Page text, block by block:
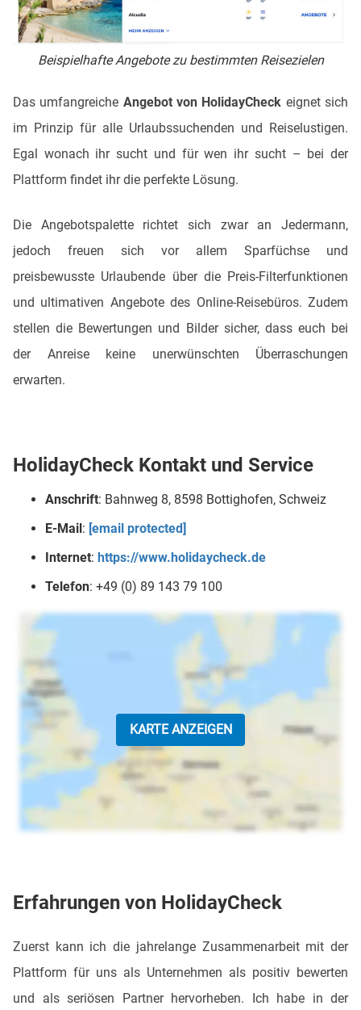
Beispielhafte Angebote zu bestimmten Reisezielen
Das umfangreiche Angebot von HolidayCheck eignet sich
im Prinzip für alle Urlaubssuchenden und Reiselustigen.
Egal wonach ihr sucht und für wen ihr sucht – bei der
Plattform findet ihr die perfekte Lösung.
Die Angebotspalette richtet sich zwar an Jedermann,
jedoch freuen sich vor allem Sparfüchse und
preisbewusste Urlaubende über die Preis-Filterfunktionen
und ultimativen Angebote des Online-Reisebüros. Zudem
stellen die Bewertungen und Bilder sicher, dass euch bei
der Anreise keine unerwünschten Überraschungen
erwarten.
HolidayCheck Kontakt und Service
Anschrift: Bahnweg 8, 8598 Bottighofen, Schweiz
E-Mail: [email protected]
Internet: https://www.holidaycheck.de
Telefon: +49 (0) 89 143 79 100
KARTE ANZEIGEN
Erfahrungen von HolidayCheck
Zuerst kann ich die jahrelange Zusammenarbeit mit der
Plattform für uns als Unternehmen als positiv bewerten
und als seriösen Partner hervorheben. Ich habe in der